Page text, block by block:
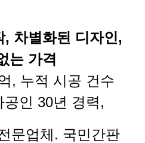
, 차별화된 디자인,
는가격
, 누적 시공 건수
공인 30년 경력,
문업체. 국민간판